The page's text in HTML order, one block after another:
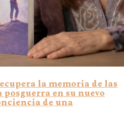
la memoria de las
en su nuevo
de una